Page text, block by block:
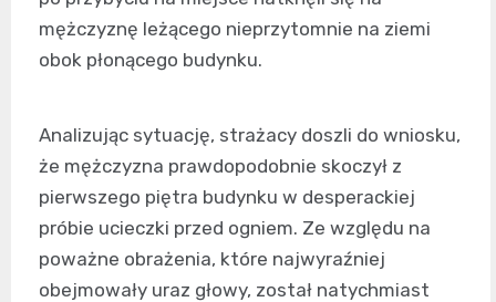
mężczyznę leżącego nieprzytomnie na ziemi
obok płonącego budynku.
Analizując sytuację, strażacy doszli do wniosku,
że mężczyzna prawdopodobnie skoczył z
pierwszego piętra budynku w desperackiej
próbie ucieczki przed ogniem. Ze względu na
poważne obrażenia, które najwyraźniej
obejmowały uraz głowy, został natychmiast